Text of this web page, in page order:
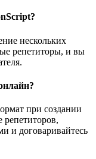
нескольких
репетиторы, и вы
при создании
репетиторов,
и договаривайтесь